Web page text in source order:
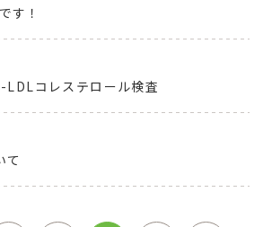
す！
LDLコレステロール検査
て